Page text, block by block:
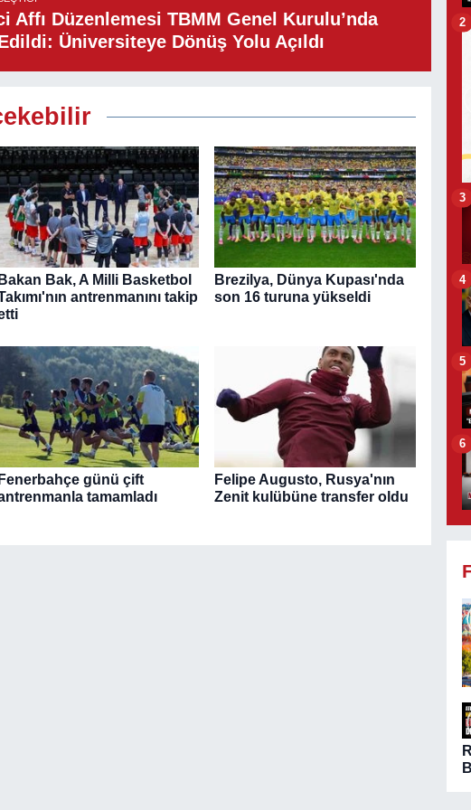
Affı Düzenlemesi TBMM Genel Kurulu’nda
Üniversiteye Dönüş Yolu Açıldı
Bakan Bak, A Milli Basketbol
antrenmanını takip
Brezilya, Dünya Kupası'nda
son 16 turuna yükseldi
Fenerbahçe günü çift
tamamladı
Felipe Augusto, Rusya'nın
Zenit kulübüne transfer oldu
2
3
4
5
6